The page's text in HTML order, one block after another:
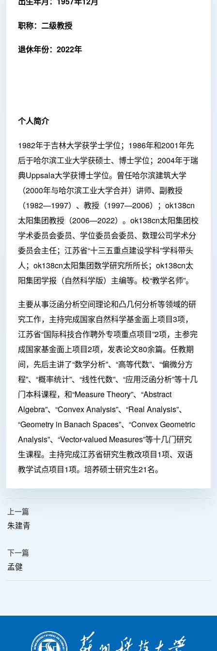
职称：二级教授
退休年份：2022年
个人简介
1982年于吉林大学获学士学位；1986年和2001年先
后于哈尔滨工业大学获硕士、博士学位；2004年于瑞
典Uppsala大学获博士学位。曾任哈尔滨建筑大学
（2000年与哈尔滨工业大学合并）讲师、副教授
（1982—1997）、教授（1997—2006）；ok138cn
太阳集团教授（2006—2022）。ok138cn太阳集团校
学术委员会委员、学位委员会委员、数理公司学术分
委员会主任；江苏省“十三五重点建设学科”学科带头
人；ok138cn太阳集团数学研究所所长；ok138cn太
阳集团学报（自然科学版）主编等。校“教学名师”。
主要从事泛函分析空间理论和凸几何分析等领域的研
究工作，主持完成国家自然科学基金面上项目3项，
江苏省“国际科技合作聘外专项重点项目”2项，主参完
成国家基金面上项目2项，发表论文80余篇。任教期
间，先后主讲了“数学分析”、“高等代数”、“偏微分方
程”、“概率统计”、“线性代数”、“应用泛函分析”等十几
门本科课程，和“Measure Theory”、“Abstract
Algebra”、“Convex Analysis”、“Real Analysis”、
“Geometry in Banach Spaces”、“Convex Geometric
Analysis”、“Vector-valued Measures”等十几门研究
生课程。主持完成江苏省研究生教改项目1项、双语
教学试点项目1项。培养硕士研究生21名。
上一篇
朱建青
下一篇
孟健